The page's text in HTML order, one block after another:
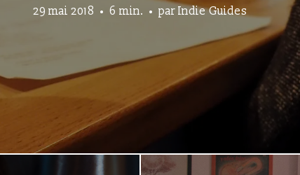
29 mai 2018 6 min. par Indie Guides